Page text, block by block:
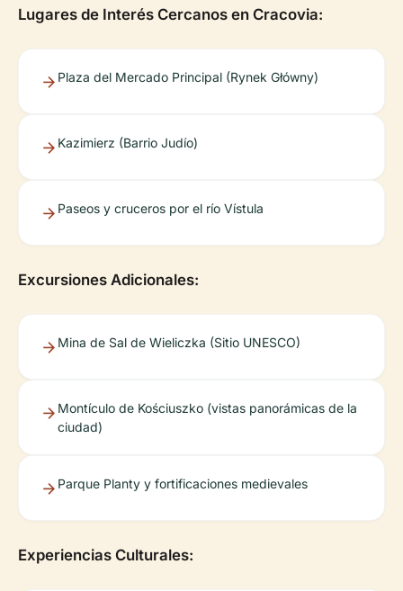
Lugares de Interés Cercanos en Cracovia:
Plaza del Mercado Principal (Rynek Główny)
Kazimierz (Barrio Judío)
Paseos y cruceros por el río Vístula
Excursiones Adicionales:
Mina de Sal de Wieliczka (Sitio UNESCO)
Montículo de Kościuszko (vistas panorámicas de la
ciudad)
Parque Planty y fortificaciones medievales
Experiencias Culturales: